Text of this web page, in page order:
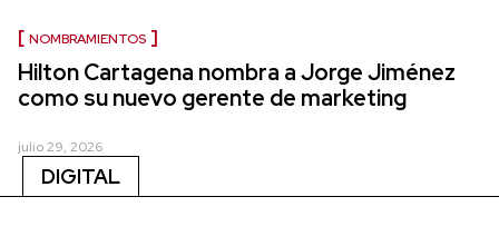
NOMBRAMIENTOS
Hilton Cartagena nombra a Jorge Jiménez
como su nuevo gerente de marketing
julio 29, 2026
DIGITAL